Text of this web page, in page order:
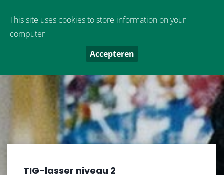
TIG-lasser niveau 2
This site uses cookies to store information on your
computer
Accepteren